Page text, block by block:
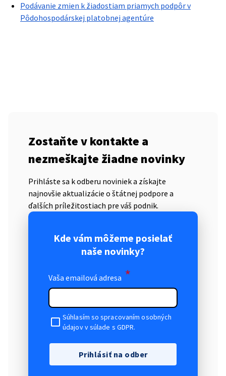
Podávanie zmien k žiadostiam priamych podpôr v
Pôdohospodárskej platobnej agentúre
Zostaňte v kontakte a
nezmeškajte žiadne novinky
Prihláste sa k odberu noviniek a získajte
najnovšie aktualizácie o štátnej podpore a
ďalších príležitostiach pre váš podnik.
Kde vám môžeme posielať
naše novinky?
Vaša emailová adresa *
Súhlasím so spracovaním osobných
údajov v súlade s GDPR.
Prihlásiť na odber